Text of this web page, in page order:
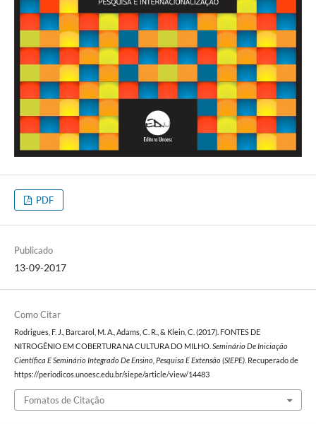
PDF
Publicado
13-09-2017
Como Citar
Rodrigues, F. J., Barcarol, M. A., Adams, C. R., & Klein, C. (2017). FONTES DE
NITROGÊNIO EM COBERTURA NA CULTURA DO MILHO. Seminário De Iniciação
Científica E Seminário Integrado De Ensino, Pesquisa E Extensão (SIEPE). Recuperado de
https://periodicos.unoesc.edu.br/siepe/article/view/14483
Fomatos de Citação